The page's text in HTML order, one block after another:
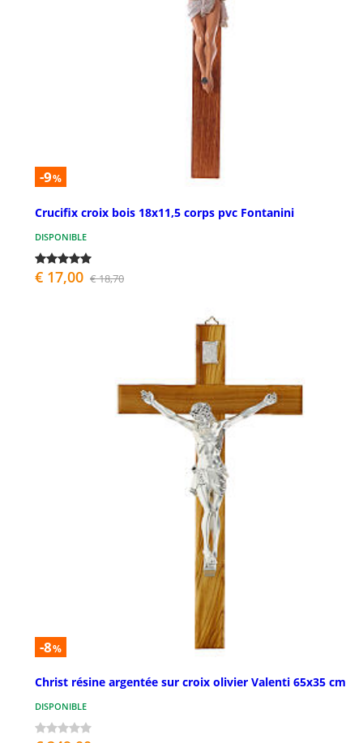
-9%
Crucifix croix bois 18x11,5 corps pvc Fontanini
DISPONIBLE
€ 17,00 € 18,70
-8%
Christ résine argentée sur croix olivier Valenti 65x35 cm
DISPONIBLE